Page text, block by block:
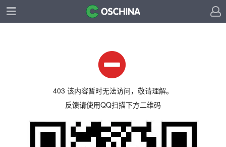
403 该内容暂时无法访问，敬请理解。
反馈请使用QQ扫描下方二维码